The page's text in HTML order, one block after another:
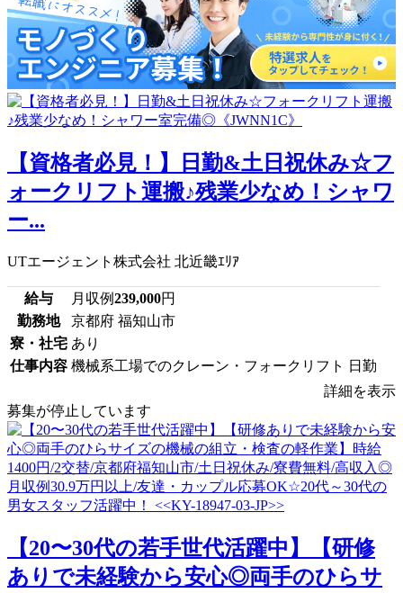
【資格者必見！】日勤&土日祝休み☆フ
ォークリフト運搬♪残業少なめ！シャワ
ー...
UTエージェント株式会社 北近畿ｴﾘｱ
給与 月収例239,000円
勤務地
京都府 福知山市
寮・社宅 あり
仕事内容 機械系工場でのクレーン・フォークリフト 日勤
詳細を表示
募集が停止しています
【20〜30代の若手世代活躍中】【研修
ありで未経験から安心◎両手のひらサ